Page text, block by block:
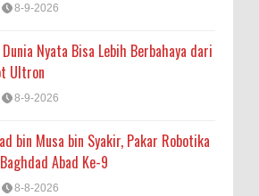
8-9-2026
Nyata Bisa Lebih Berbahaya dari
Ultron
8-9-2026
bin Musa bin Syakir, Pakar Robotika
Abad Ke-9
8-8-2026